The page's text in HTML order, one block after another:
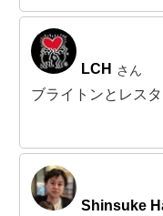
LCH さん
ブライトンとレス
Shinsuke